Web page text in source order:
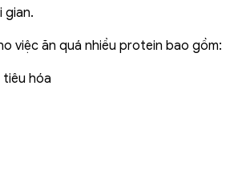
gian.
việc ăn quá nhiều protein bao gồm:
hóa